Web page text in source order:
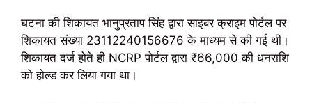
घटना की शिकायत भानुप्रताप सिंह द्वारा साइबर क्राइम पोर्टल पर
शिकायत संख्या 23112240156676 के माध्यम से की गई थी।
शिकायत दर्ज होते ही NCRP पोर्टल द्वारा ₹66,000 की धनराशि
को होल्ड कर लिया गया था।